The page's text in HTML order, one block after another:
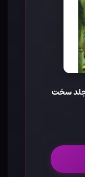
- جلد سخت